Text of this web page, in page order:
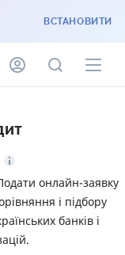
ВСТАНОВИТИ
онлайн-заявку
і підбору
банків і